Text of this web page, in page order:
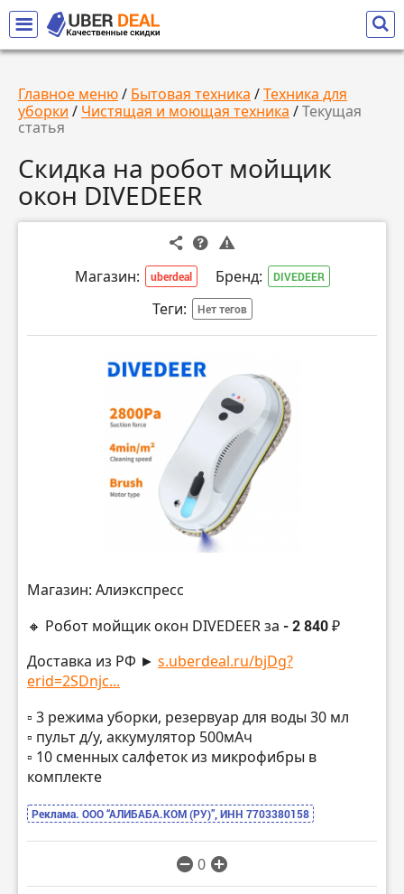
Главное меню/ Бытовая техника /Техника для
уборки / Чистящая и моющая техника /Текущая
статья
Скидка на робот мойщик
окон DIVEDEER
Магазин: uberdeal Бренд: DIVEDEER
Теги: Нет тегов
Магазин: Алиэкспресс
🔸 Робот мойщик окон DIVEDEER за - 2 840 ₽
Доставка из РФ ► s.uberdeal.ru/bjDg?
erid=2SDnjc...
▫️ 3 режима уборки, резервуар для воды 30 мл
▫️ пульт д/у, аккумулятор 500мАч
▫️ 10 сменных салфеток из микрофибры в
комплекте
Реклама. ООО “АЛИБАБА.КОМ (РУ)”, ИНН 7703380158
0